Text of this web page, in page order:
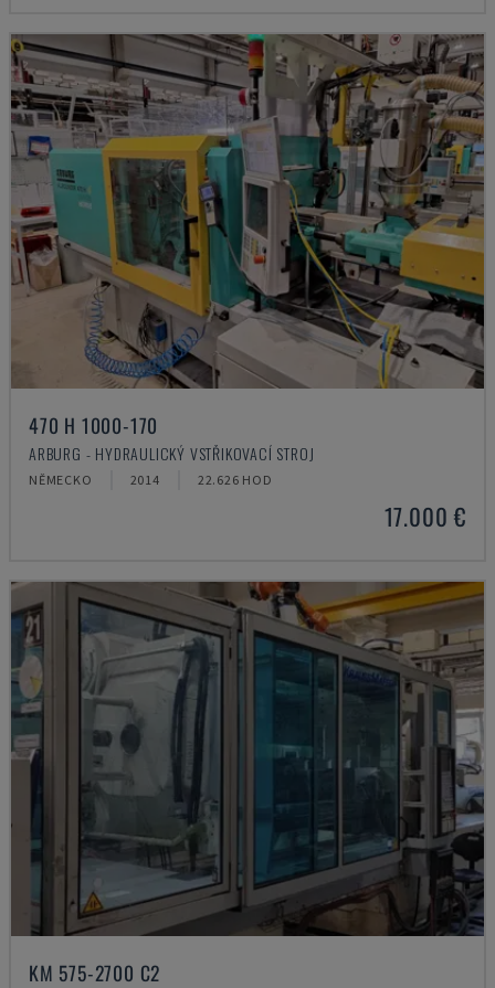
470 H 1000-170
ARBURG - HYDRAULICKÝ VSTŘIKOVACÍ STROJ
NĚMECKO 2014 22.626 HOD
17.000 €
KM 575-2700 C2